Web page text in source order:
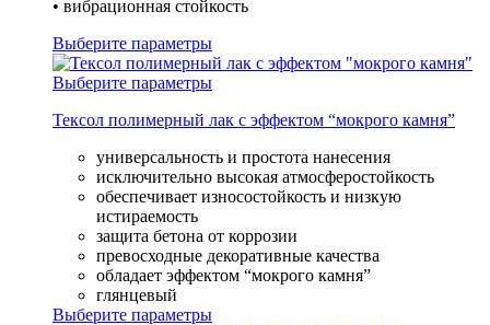
• вибрационная стойкость
Выберите параметры
Выберите параметры
Тексол полимерный лак с эффектом “мокрого камня”
универсальность и простота нанесения
исключительно высокая атмосферостойкость
обеспечивает износостойкость и низкую
истираемость
защита бетона от коррозии
превосходные декоративные качества
обладает эффектом “мокрого камня”
глянцевый
Выберите параметры